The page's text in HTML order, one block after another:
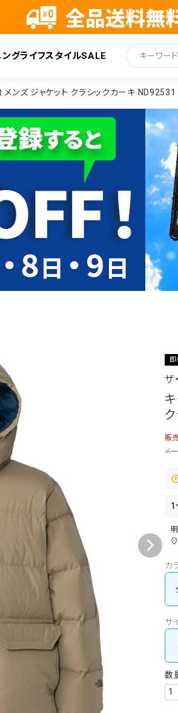
ングライフスタイルSALE
ンズ ジャケット クラシックカーキ ND92531
即
ザ
販
メ
カ
サ